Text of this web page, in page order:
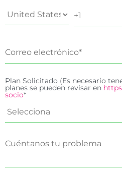
Plan Solicitado (Es necesario
planes se pueden revisar en
socio*